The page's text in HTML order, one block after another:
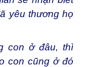
yêu thương họ
con ở đâu, thì
con cũng ở đó